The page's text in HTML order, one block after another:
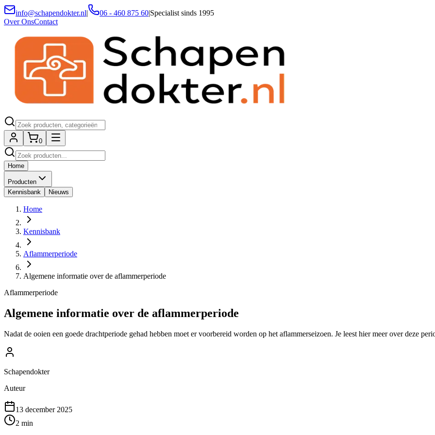
info@schapendokter.nl| 06 - 460 875 60|Specialist sinds 1995
Over OnsContact
0
Home
Producten
Kennisbank
Nieuws
Home
Kennisbank
Aflammerperiode
Algemene informatie over de aflammerperiode
Aflammerperiode
Algemene informatie over de aflammerperiode
Nadat de ooien een goede drachtperiode gehad hebben moet er voorbereid worden op het aflammerseizoen. Je leest hier meer over deze
Schapendokter
Auteur
13 december 2025
2 min